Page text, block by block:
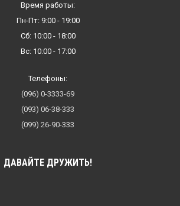
Время работы:
Пн-Пт: 9:00 - 19:00
Сб: 10:00 - 18:00
Вс: 10:00 - 17:00
Телефоны:
(096) 0-3333-69
(093) 06-38-333
(099) 26-90-333
ДАВАЙТЕ ДРУЖИТЬ!